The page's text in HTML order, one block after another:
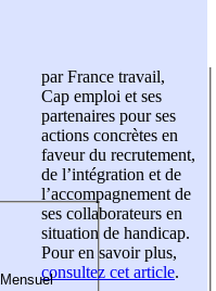
par France travail,
Cap emploi et ses
partenaires pour ses
actions concrètes en
faveur du recrutement,
de l’intégration et de
l’accompagnement de
ses collaborateurs en
situation de handicap.
Pour en savoir plus,
consultez cet article.